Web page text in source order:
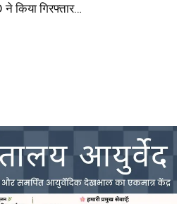
ने किया गिरफ्तार…